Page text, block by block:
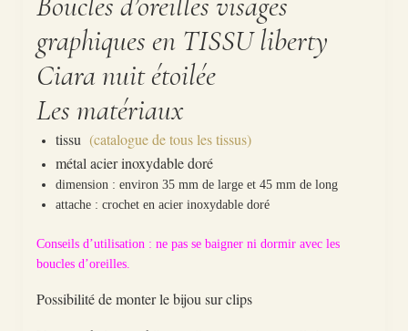
graphiques en TISSU liberty
Ciara nuit étoilée
Les matériaux
tissu (catalogue de tous les tissus)
métal acier inoxydable doré
dimension : environ 35 mm de large et 45 mm de long
attache : crochet en acier inoxydable doré
Conseils d’utilisation : ne pas se baigner ni dormir avec les
boucles d’oreilles.
Possibilité de monter le bijou sur clips